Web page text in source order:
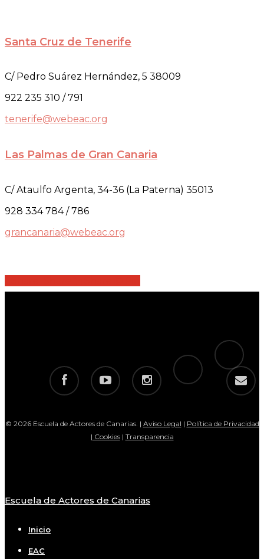
Santa Cruz de Tenerife
C/ Pedro Suárez Hernández, 5 38009
922 235 310 / 791
tenerife@webeac.org
Las Palmas de Gran Canaria
C/ Ataulfo Argenta, 34-36 (La Paterna) 35013
928 334 784 / 786
grancanaria@webeac.org
facebook youtube instagram
telegram
tiktok
email
© 2026 Escuela de Actores de Canarias. | Aviso Legal | Política de Privacidad
| Cookies| Transparencia
Close
Escuela de Actores de Canarias
Inicio
EAC